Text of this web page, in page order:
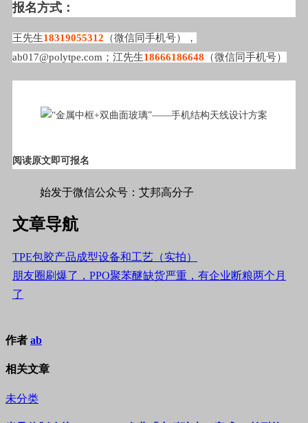
报名方式：
王先生18319055312 （微信同手机号），
ab017@polytpe.com；江先生18666186648 （微信同手机号）
阅读原文即可报名
始发于微信公众号：艾邦高分子
文章导航
TPE包胶产品成型设备和工艺（实拍）
朋友圈刷爆了，PPO聚苯醚缺货严重，有企业断粮两个月
了
作者 ab
相关文章
未分类